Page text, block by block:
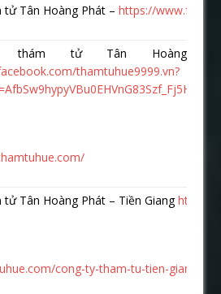
tử Tân Hoàng Phát –https://
thám tử Tân Hoàng
thamtuhue9999.vn?
tử Tân Hoàng Phát – Tiền Gianghttps://
cong-ty-tham-tu-tien-giang-